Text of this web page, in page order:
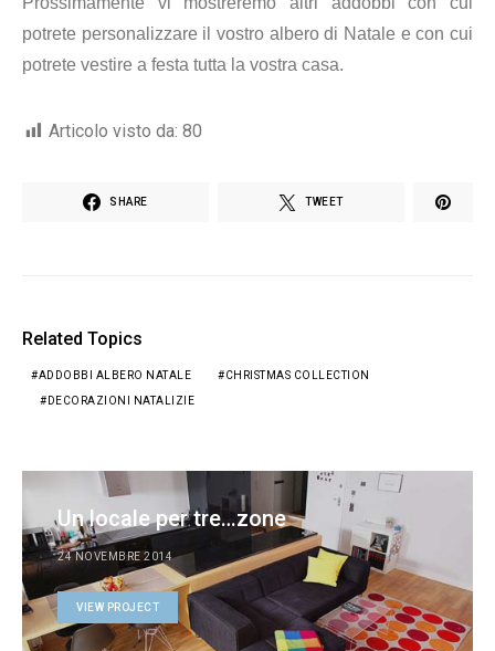
potrete personalizzare il vostro albero di Natale e con cui
potrete vestire a festa tutta la vostra casa.
Articolo visto da: 80
SHARE TWEET
Related Topics
ADDOBBI ALBERO NATALE CHRISTMAS COLLECTION
DECORAZIONI NATALIZIE
Un locale per tre…zone
24 NOVEMBRE 2014
VIEW PROJECT